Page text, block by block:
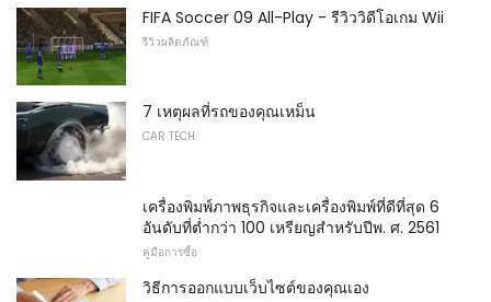
FIFA Soccer 09 All-Play - รีวิววิดีโอเกม Wii
รีวิวผลิตภัณฑ์
7 เหตุผลที่รถของคุณเหม็น
CAR TECH
เครื่องพิมพ์ภาพธุรกิจและเครื่องพิมพ์ที่ดีที่สุด 6
อันดับที่ต่ำกว่า 100 เหรียญสำหรับปีพ. ศ. 2561
คู่มือการซื้อ
วิธีการออกแบบเว็บไซต์ของคุณเอง